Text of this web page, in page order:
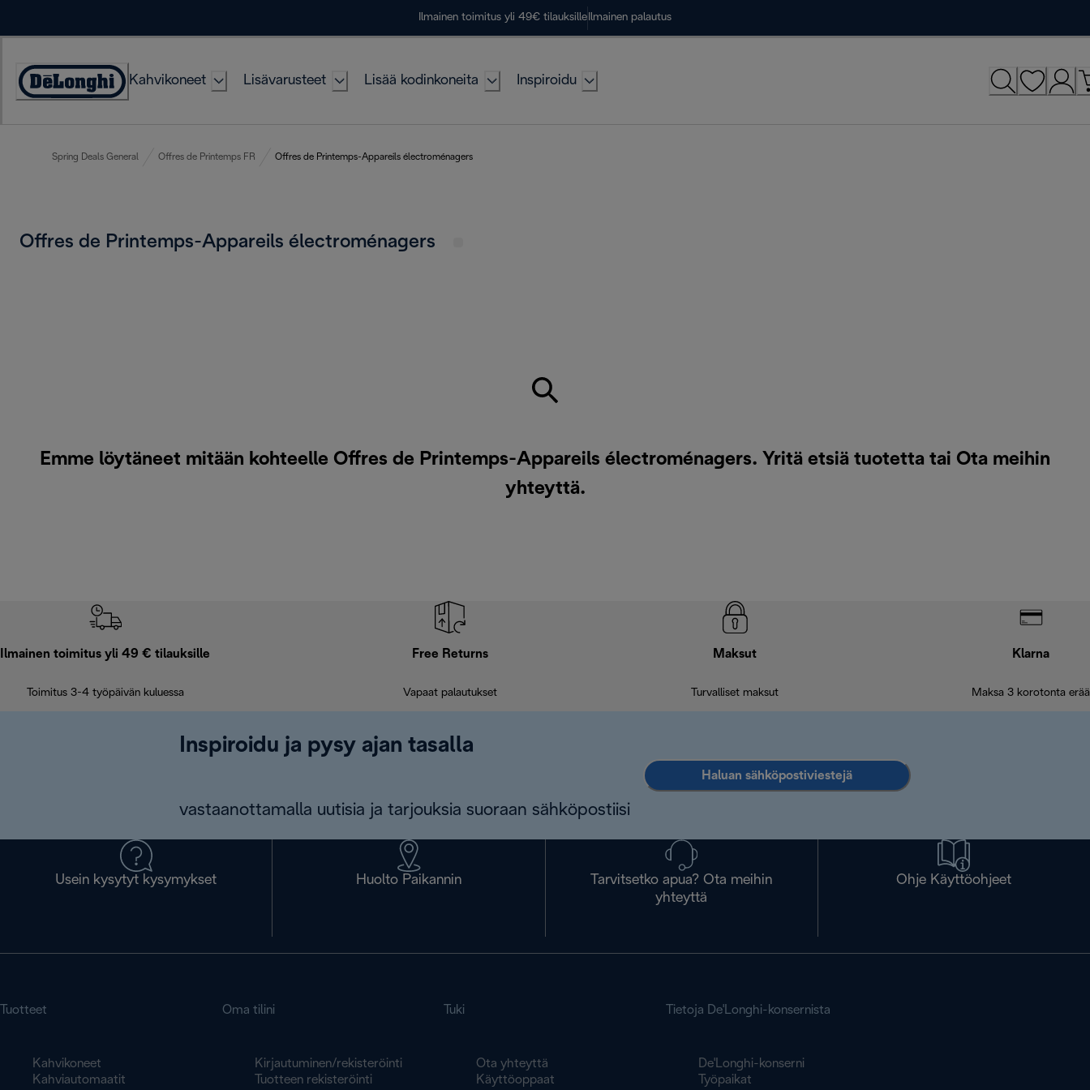
Ilmainen toimitus yli 49€ tilauksille Ilmainen palautus
Accessibility
Kahvikoneet Lisävarusteet Lisää kodinkoneita Inspiroidu
Spring Deals General Offres de Printemps FR Offres de Printemps-Appareils électroménagers
Offres de Printemps-Appareils électroménagers
Emme löytäneet mitään kohteelle Offres de Printemps-Appareils électroménagers. Yritä etsiä tuotetta tai Ota meihin
yhteyttä.
Ilmainen toimitus yli 49 € tilauksille
Toimitus 3-4 työpäivän kuluessa
Free Returns
Vapaat palautukset
Maksut
Turvalliset maksut
Klarna
Maksa 3 korotonta erää
Inspiroidu ja pysy ajan tasalla
vastaanottamalla uutisia ja tarjouksia suoraan sähköpostiisi
Haluan sähköpostiviestejä
Usein kysytyt kysymykset Huolto Paikannin
Tarvitsetko apua? Ota meihin
yhteyttä
Ohje Käyttöohjeet
Tuotteet
Kahvikoneet
Kahviautomaatit
Oma tilini
Kirjautuminen/rekisteröinti
Tuotteen rekisteröinti
Tuki
Ota yhteyttä
Käyttöoppaat
Tietoja De'Longhi-konsernista
De'Longhi-konserni
Työpaikat